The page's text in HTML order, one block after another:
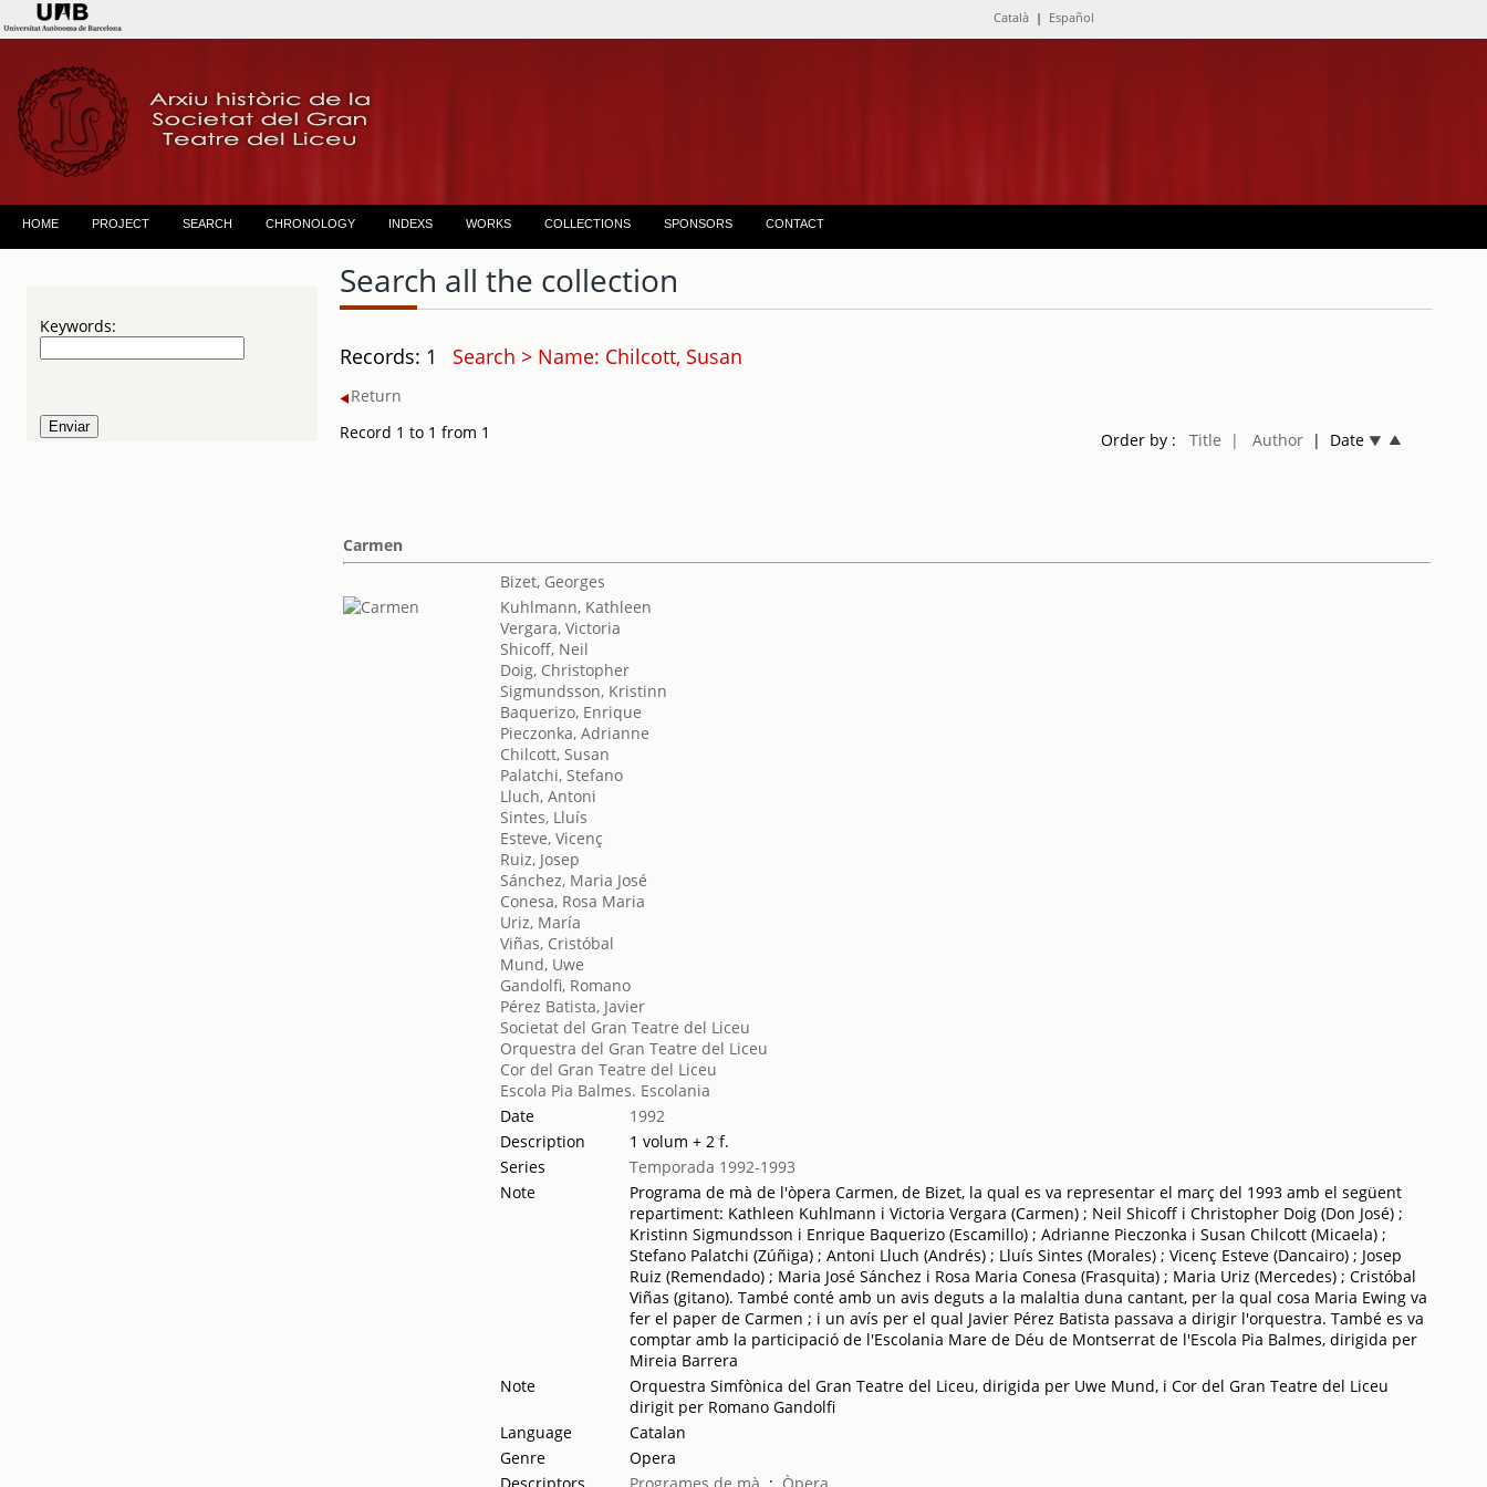
Català | Español
HOME PROJECT SEARCH CHRONOLOGY INDEXS WORKS COLLECTIONS SPONSORS CONTACT
Keywords:
Search all the collection
Records: 1 Search > Name: Chilcott, Susan
Return
Record 1 to 1 from 1
Order by : Title | Author| Date
Carmen
Bizet, Georges
Kuhlmann, Kathleen
Vergara, Victoria
Shicoff, Neil
Doig, Christopher
Sigmundsson, Kristinn
Baquerizo, Enrique
Pieczonka, Adrianne
Chilcott, Susan
Palatchi, Stefano
Lluch, Antoni
Sintes, Lluís
Esteve, Vicenç
Ruiz, Josep
Sánchez, Maria José
Conesa, Rosa Maria
Uriz, María
Viñas, Cristóbal
Mund, Uwe
Gandolfi, Romano
Pérez Batista, Javier
Societat del Gran Teatre del Liceu
Orquestra del Gran Teatre del Liceu
Cor del Gran Teatre del Liceu
Escola Pia Balmes. Escolania
Date
1992
Description
1 volum + 2 f.
Series
Temporada 1992-1993
Note
Programa de mà de l'òpera Carmen, de Bizet, la qual es va representar el març del 1993 amb el següent
repartiment: Kathleen Kuhlmann i Victoria Vergara (Carmen) ; Neil Shicoff i Christopher Doig (Don José) ;
Kristinn Sigmundsson i Enrique Baquerizo (Escamillo) ; Adrianne Pieczonka i Susan Chilcott (Micaela) ;
Stefano Palatchi (Zúñiga) ; Antoni Lluch (Andrés) ; Lluís Sintes (Morales) ; Vicenç Esteve (Dancairo) ; Josep
Ruiz (Remendado) ; Maria José Sánchez i Rosa Maria Conesa (Frasquita) ; Maria Uriz (Mercedes) ; Cristóbal
Viñas (gitano). També conté amb un avis deguts a la malaltia duna cantant, per la qual cosa Maria Ewing va
fer el paper de Carmen ; i un avís per el qual Javier Pérez Batista passava a dirigir l'orquestra. També es va
comptar amb la participació de l'Escolania Mare de Déu de Montserrat de l'Escola Pia Balmes, dirigida per
Mireia Barrera
Note
Orquestra Simfònica del Gran Teatre del Liceu, dirigida per Uwe Mund, i Cor del Gran Teatre del Liceu
dirigit per Romano Gandolfi
Language
Catalan
Genre
Opera